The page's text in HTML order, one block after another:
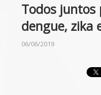
Todos juntos
dengue, zika
06/06/2019